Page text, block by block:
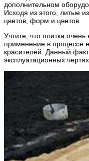
дополнительном
Исходя из этого, литые
цветов, форм и цветов.
Учтите, что плитка
применение в процессе
красителей. Данный
эксплуатационных